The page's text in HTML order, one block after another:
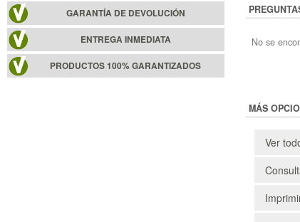
GARANTÍA DE DEVOLUCIÓN
ENTREGA INMEDIATA
PRODUCTOS 100% GARANTIZADOS
No se
MÁS
Ver